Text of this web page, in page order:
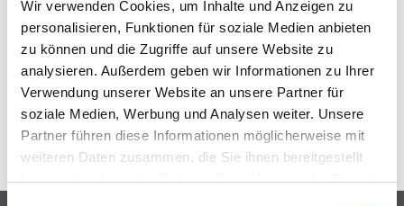
Wir verwenden Cookies, um Inhalte und Anzeigen zu
personalisieren, Funktionen für soziale Medien anbieten
zu können und die Zugriffe auf unsere Website zu
analysieren. Außerdem geben wir Informationen zu Ihrer
Verwendung unserer Website an unsere Partner für
soziale Medien, Werbung und Analysen weiter. Unsere
Partner führen diese Informationen möglicherweise mit
weiteren Daten zusammen, die Sie ihnen bereitgestellt
haben oder die sie im Rahmen Ihrer Nutzung der Dienste
Keine Sorge, wir pinseln schon an der Lösung und
werden das Problem so schnell wie möglich beheben.
Erkunden Sie in der Zwischenzeit unseren Online-Shop
und lassen Sie sich inspirieren.
ZURÜCK ZUM ONLINE-SHOP